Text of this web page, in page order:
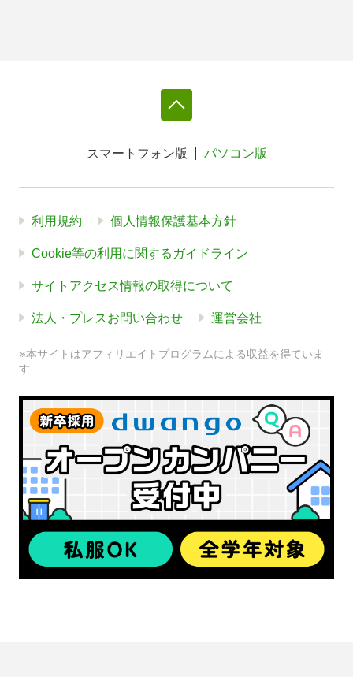
スマートフォン版 パソコン版
利用規約 個人情報保護基本方針
Cookie等の利用に関するガイドライン
サイトアクセス情報の取得について
法人・プレスお問い合わせ 運営会社
※本サイトはアフィリエイトプログラムによる収益を得ていま
す